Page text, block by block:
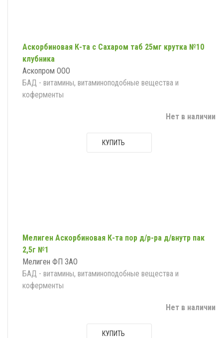
Аскорбиновая К-та с Сахаром таб 25мг крутка №10
клубника
Аскопром ООО
БАД - витамины, витаминоподобные вещества и
коферменты
Нет в наличии
КУПИТЬ
Мелиген Аскорбиновая К-та пор д/р-ра д/внутр пак
2,5г №1
Мелиген ФП ЗАО
БАД - витамины, витаминоподобные вещества и
коферменты
Нет в наличии
КУПИТЬ